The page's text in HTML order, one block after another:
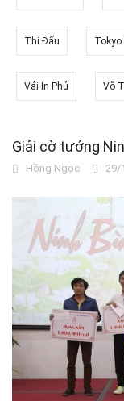
Thi Đấu Tokyo
Vải In Phủ Võ
Giải cờ tướng
Hồng Ngọc 29/